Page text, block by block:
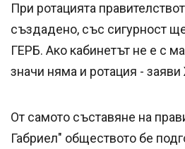
При ротацията
създадено, със сигурност
ГЕРБ. Ако кабинетът не е с
значи няма и ротация -
От самото съставяне на
Габриел" обществото бе